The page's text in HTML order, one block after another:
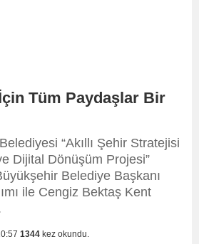
Tüm Paydaşlar Bir
“Akıllı Şehir Stratejisi
Dijital Dönüşüm Projesi”
Belediye Başkanı
ile Cengiz Bektaş Kent
1344 kez okundu.